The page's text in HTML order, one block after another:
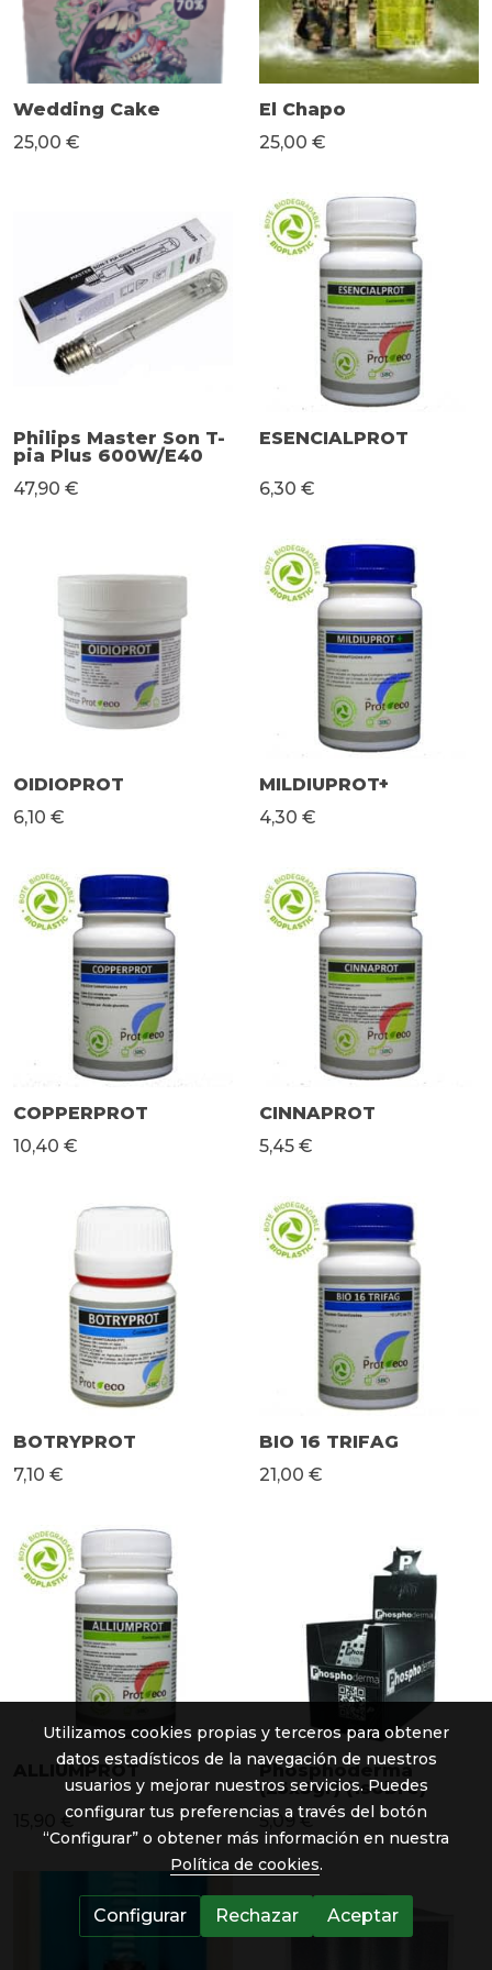
Wedding Cake
25,00 €
El Chapo
25,00 €
Philips Master Son T-
pia Plus 600W/E40
47,90 €
ESENCIALPROT
6,30 €
OIDIOPROT
6,10 €
MILDIUPROT+
4,30 €
COPPERPROT
10,40 €
CINNAPROT
5,45 €
BOTRYPROT
7,10 €
BIO 16 TRIFAG
21,00 €
ALLIUMPROT
15,90 €
Phosphoderma
(25x3gr) (1sobre)
5,09 €
Utilizamos cookies propias y terceros para obtener
datos estadísticos de la navegación de nuestros
usuarios y mejorar nuestros servicios. Puedes
configurar tus preferencias a través del botón
“Configurar” o obtener más información en nuestra
Política de cookies.
Configurar Rechazar Aceptar